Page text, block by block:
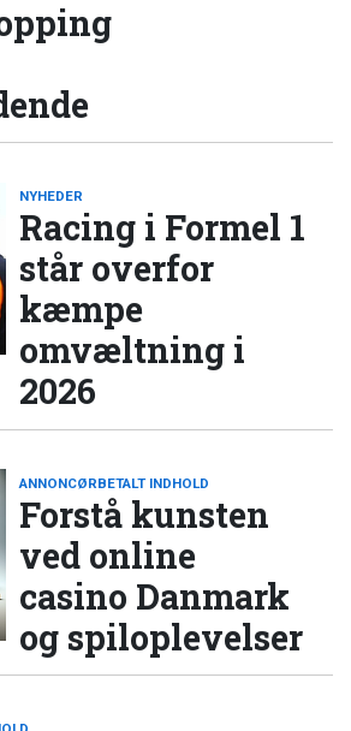
NYHEDER
Racing i Formel 1
står overfor
kæmpe
omvæltning i
2026
ANNONCØRBETALT INDHOLD
Forstå kunsten
ved online
casino Danmark
og spiloplevelser